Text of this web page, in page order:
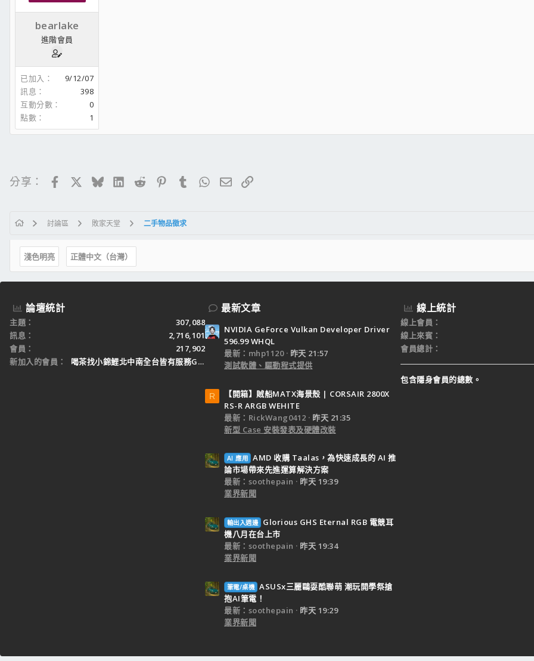
bearlake
進階會員
已加入
9/12/07
訊息
398
互動分數
0
點數
1
分享： FacebookBlueskyLinkedIn
RedditPinterestTumblrWhatsApp
電子郵件
連結
討論區 敗家天堂 二手物品徵求
淺色明亮 正體中文（台灣）
論壇統計
主題
307,088
訊息
2,716,101
會員
217,902
新加入的會員
喝茶找小錦鯉北中南全台皆有服務Gleezy：tw3
最新文章
NVIDIA GeForce Vulkan Developer Driver
596.99 WHQL
最新：mhp1120
昨天 21:57
測試軟體、驅動程式提供
R
【開箱】賊船MATX海景殼 | CORSAIR 2800X
RS-R ARGB WEHITE
最新：RickWang0412
昨天 21:35
新型 Case 安裝發表及硬體改裝
AI 應用 AMD 收購 Taalas，為快速成長的 AI 推
論市場帶來先進運算解決方案
最新：soothepain
昨天 19:39
業界新聞
輸出入週邊
Glorious GHS Eternal RGB 電競耳
機八月在台上市
最新：soothepain
昨天 19:34
業界新聞
筆電/桌機 ASUSx三麗鷗耍酷聯萌 潮玩開學祭搶
抱AI筆電！
最新：soothepain
昨天 19:29
業界新聞
線上統計
線上會員
線上來賓
會員總計
包含隱身會員的總數。